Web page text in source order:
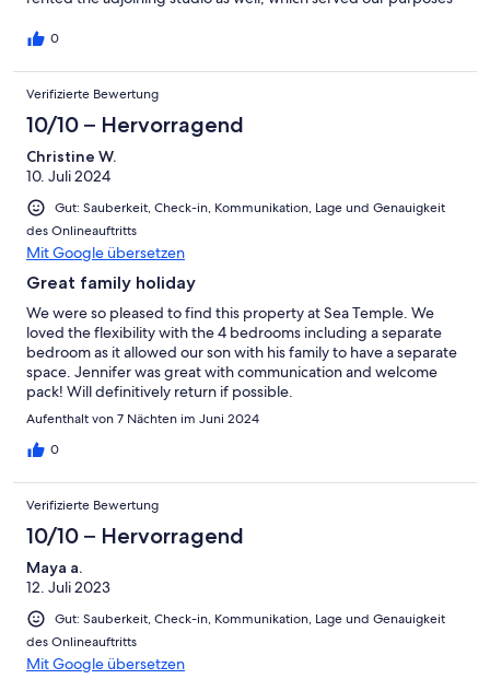
0
Verifizierte Bewertung
10/10 – Hervorragend
Christine W.
10. Juli 2024
Gut: Sauberkeit, Check-in, Kommunikation, Lage und Genauigkeit
des Onlineauftritts
Mit Google übersetzen
Great family holiday
We were so pleased to find this property at Sea Temple. We
loved the flexibility with the 4 bedrooms including a separate
bedroom as it allowed our son with his family to have a separate
space. Jennifer was great with communication and welcome
pack! Will definitively return if possible.
Aufenthalt von 7 Nächten im Juni 2024
0
Verifizierte Bewertung
10/10 – Hervorragend
Maya a.
12. Juli 2023
Gut: Sauberkeit, Check-in, Kommunikation, Lage und Genauigkeit
des Onlineauftritts
Mit Google übersetzen